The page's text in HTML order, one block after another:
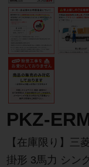
PKZ-
【在庫限り】三
掛形 3馬力 シン